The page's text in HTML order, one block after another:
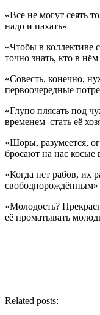
«Все не могут сеять
надо и пахать»
«Чтобы в коллективе
точно знать, кто в
«Совесть, конечно,
первоочередные
«Глупо плясать под
временем стать её
«Шоры, разумеется,
бросают на нас косые
«Когда нет рабов, их
свободнорождённым»
«Молодость?
её проматывать
Related posts: